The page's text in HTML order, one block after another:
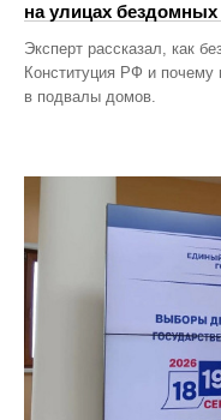
на улицах
Эксперт рассказал, как
Конституция РФ и почему
в подвалы домов.